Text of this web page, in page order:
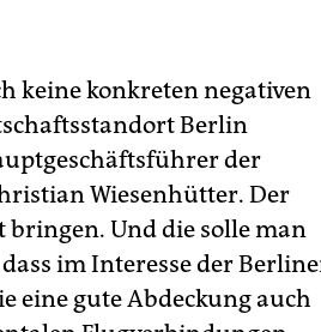
keine konkreten negativen
Berlin
der
Wiesenhütter. Der
Und die solle man
im Interesse der
eine gute Abdeckung auch